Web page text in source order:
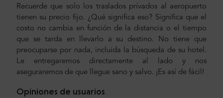
Recuerde que solo los traslados privados al aeropuerto
tienen su precio fijo. ¿Qué significa eso? Significa que el
costo no cambia en función de la distancia o el tiempo
que se tarda en llevarlo a su destino. No tiene que
preocuparse por nada, incluida la búsqueda de su hotel.
Le entregaremos directamente al lado y nos
aseguraremos de que llegue sano y salvo. ¡Es así de fácil!
Opiniones de usuarios